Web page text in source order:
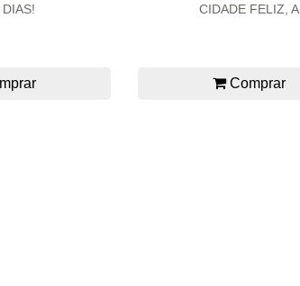
CIDADE FELIZ, A
Comprar